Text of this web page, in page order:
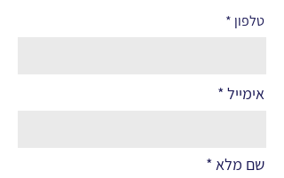
טלפון
אימייל
שם מלא